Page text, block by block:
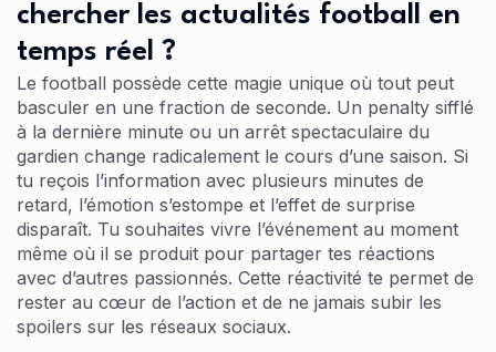
chercher les actualités football en
temps réel ?
Le football possède cette magie unique où tout peut
basculer en une fraction de seconde. Un penalty sifflé
à la dernière minute ou un arrêt spectaculaire du
gardien change radicalement le cours d’une saison. Si
tu reçois l’information avec plusieurs minutes de
retard, l’émotion s’estompe et l’effet de surprise
disparaît. Tu souhaites vivre l’événement au moment
même où il se produit pour partager tes réactions
avec d’autres passionnés. Cette réactivité te permet de
rester au cœur de l’action et de ne jamais subir les
spoilers sur les réseaux sociaux.